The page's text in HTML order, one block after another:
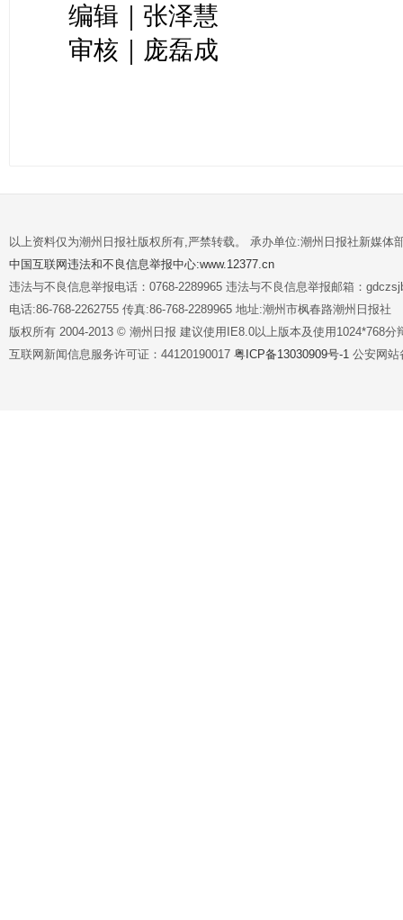
编辑｜张泽慧
审核｜庞磊成
以上资料仅为潮州日报社版权所有,严禁转载。 承办单位:潮州日报社新媒体
中国互联网违法和不良信息举报中心:www.12377.cn
违法与不良信息举报电话：0768-2289965 违法与不良信息举报邮箱：
电话:86-768-2262755 传真:86-768-2289965 地址:潮州市枫春路潮州日报社
版权所有 2004-2013 © 潮州日报 建议使用IE8.0以上版本及使用1024*768分
互联网新闻信息服务许可证：44120190017 粤ICP备13030909号-1 公安网站